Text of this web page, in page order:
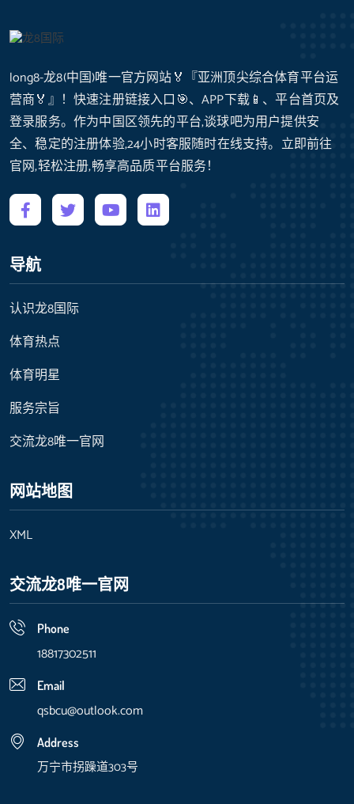
long8-龙8(中国)唯一官方网站🏅『亚洲顶尖综合体育平台运
营商🏅』！快速注册链接入口🎯、APP下载📱、平台首页及
登录服务。作为中国区领先的平台,谈球吧为用户提供安
全、稳定的注册体验,24小时客服随时在线支持。立即前往
官网,轻松注册,畅享高品质平台服务！
导航
认识龙8国际
体育热点
体育明星
服务宗旨
交流龙8唯一官网
网站地图
XML
交流龙8唯一官网
Phone
18817302511
Email
qsbcu@outlook.com
Address
万宁市拐躁道303号